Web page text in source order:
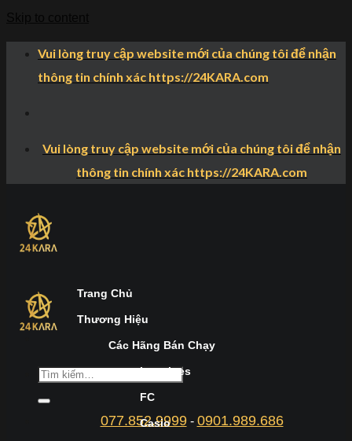
Vui lòng truy cập website mới của chúng tôi để nhận
thông tin chính xác https://24KARA.com
Vui lòng truy cập website mới của chúng tôi để nhận
thông tin chính xác https://24KARA.com
077.852.9999- 0901.989.686
Trang Chủ
Thương Hiệu
Các Hãng Bán Chạy
Longines
FC
Casio